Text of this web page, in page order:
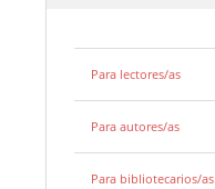
Para lectores/as
Para autores/as
Para bibliotecarios/as